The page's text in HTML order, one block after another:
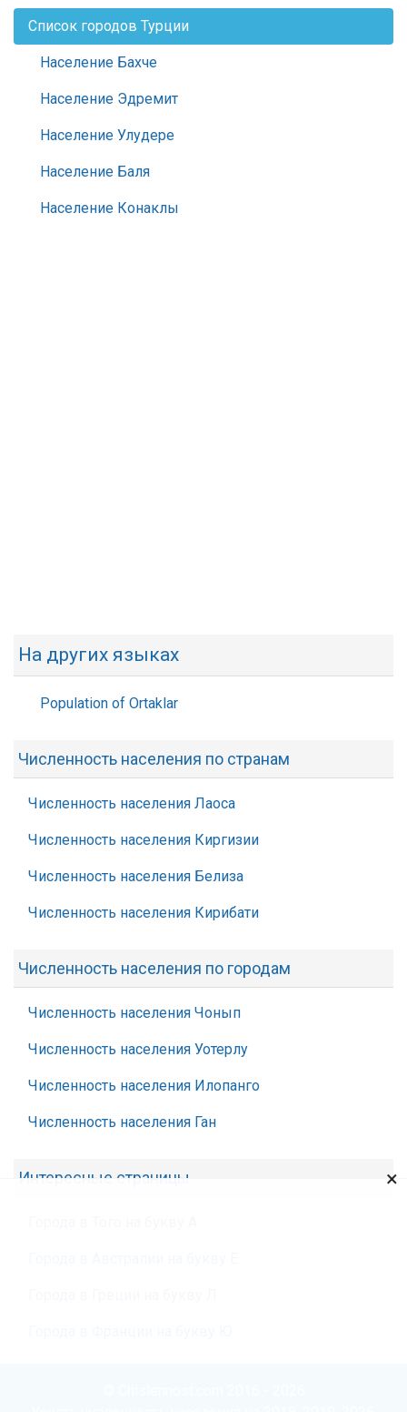
Список городов Турции
Население Бахче
Население Эдремит
Население Улудере
Население Баля
Население Конаклы
На других языках
Population of Ortaklar
Численность населения по странам
Численность населения Лаоса
Численность населения Киргизии
Численность населения Белиза
Численность населения Кирибати
Численность населения по городам
Численность населения Чонып
Численность населения Уотерлу
Численность населения Илопанго
Численность населения Ган
Интересные страницы ×